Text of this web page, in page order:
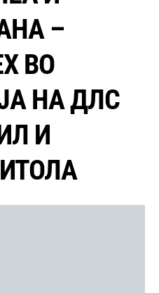
–
ВО
НА ДЛС
И